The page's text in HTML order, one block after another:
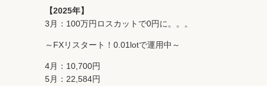
【2025年】
3月：100万円ロスカットで0円に。。。
～FXリスタート！0.01lotで運用中～
4月：10,700円
5月：22,584円